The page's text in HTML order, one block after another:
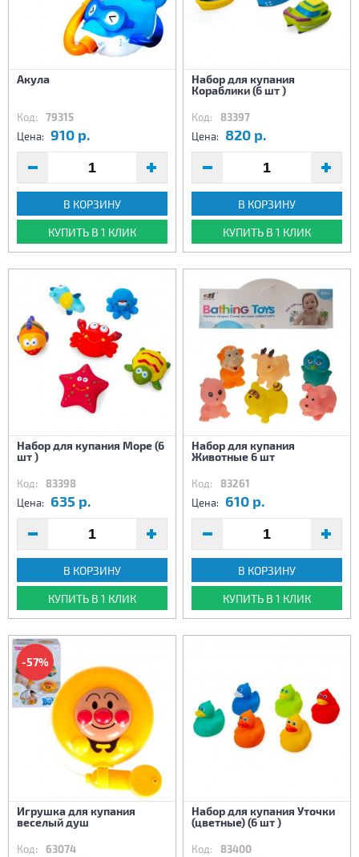
Акула
Код: 79315
Цена: 910 р.
В КОРЗИНУ
КУПИТЬ В 1 КЛИК
Набор для купания
Кораблики (6 шт )
Код: 83397
Цена: 820 р.
В КОРЗИНУ
КУПИТЬ В 1 КЛИК
Набор для купания Море (6
шт )
Код: 83398
Цена: 635 р.
В КОРЗИНУ
КУПИТЬ В 1 КЛИК
Набор для купания
Животные 6 шт
Код: 83261
Цена: 610 р.
В КОРЗИНУ
КУПИТЬ В 1 КЛИК
-57%
Игрушка для купания
веселый душ
Код: 63074
Набор для купания Уточки
(цветные) (6 шт )
Код: 83400